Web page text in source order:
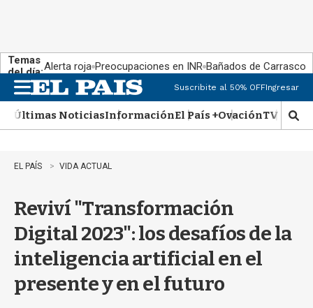
Temas
del día:Alerta roja Preocupaciones en INR Bañados de Carrasco
n
u
Suscribite al 50% OFFIngresar
Últimas NoticiasInformaciónEl País +OvaciónTV Show
M
o
EL PAÍS VIDA ACTUAL
Reviví "Transformación
Digital 2023": los desafíos de la
inteligencia artificial en el
presente y en el futuro